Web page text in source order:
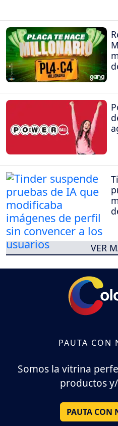
VER
PAUTA CON
Somos la vitrina
productos
PAUTA CON